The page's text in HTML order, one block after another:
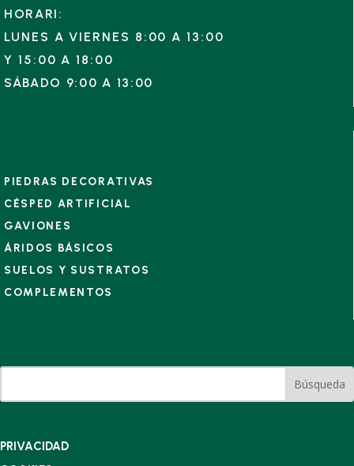
HORARI:
LUNES A VIERNES 8:00 A 13:00
Y 15:00 A 18:00
SÁBADO 9:00 A 13:00
PIEDRAS DECORATIVAS
CÉSPED ARTIFICIAL
GAVIONES
ÁRIDOS BÁSICOS
SUELOS Y SUSTRATOS
COMPLEMENTOS
PRIVACIDAD